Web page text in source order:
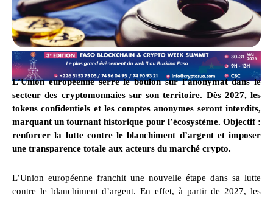
L’Union européenne serre le boulon sur l’anonymat dans le
secteur des cryptomonnaies sur son territoire. Dès 2027, les
tokens confidentiels et les comptes anonymes seront interdits,
marquant un tournant historique pour l’écosystème. Objectif :
renforcer la lutte contre le blanchiment d’argent et imposer
une transparence totale aux acteurs du marché crypto.
L’Union européenne franchit une nouvelle étape dans sa lutte
contre le blanchiment d’argent. En effet, à partir de 2027, les